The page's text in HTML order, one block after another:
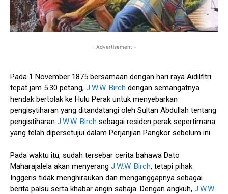
- Advertisement -
Pada 1 November 1875 bersamaan dengan hari raya Aidilfitri
tepat jam 5.30 petang, J.W.W. Birch dengan semangatnya
hendak bertolak ke Hulu Perak untuk menyebarkan
pengisytiharan yang ditandatangi oleh Sultan Abdullah tentang
pengistiharan J.W.W. Birch sebagai residen perak sepertimana
yang telah dipersetujui dalam Perjanjian Pangkor sebelum ini.
Pada waktu itu, sudah tersebar cerita bahawa Dato
Maharajalela akan menyerang J.W.W. Birch, tetapi pihak
Inggeris tidak menghiraukan dan menganggapnya sebagai
berita palsu serta khabar angin sahaja. Dengan angkuh, J.W.W.